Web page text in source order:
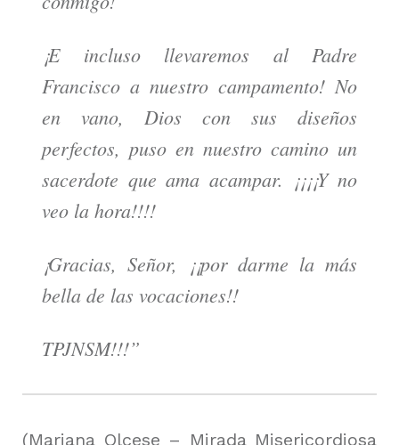
¡E incluso llevaremos al Padre
Francisco a nuestro campamento! No
en vano, Dios con sus diseños
perfectos, puso en nuestro camino un
sacerdote que ama acampar. ¡¡¡¡Y no
veo la hora!!!!
¡Gracias, Señor, ¡¡por darme la más
bella de las vocaciones!!
TPJNSM!!!”
(Mariana Olcese – Mirada Misericordiosa